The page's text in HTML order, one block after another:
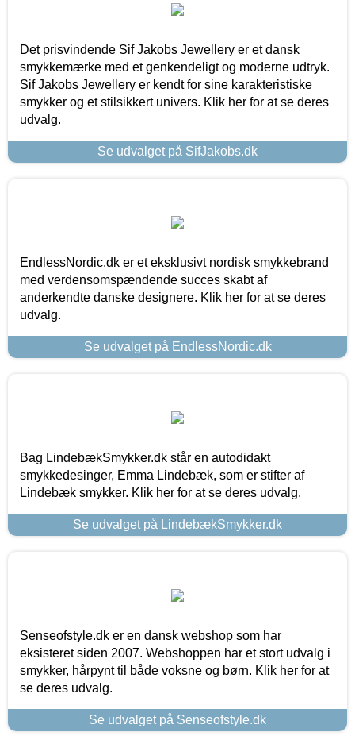
Det prisvindende Sif Jakobs Jewellery er et dansk
smykkemærke med et genkendeligt og moderne udtryk.
Sif Jakobs Jewellery er kendt for sine karakteristiske
smykker og et stilsikkert univers. Klik her for at se deres
udvalg.
Se udvalget på SifJakobs.dk
EndlessNordic.dk er et eksklusivt nordisk smykkebrand
med verdensomspændende succes skabt af
anderkendte danske designere. Klik her for at se deres
udvalg.
Se udvalget på EndlessNordic.dk
Bag LindebækSmykker.dk står en autodidakt
smykkedesinger, Emma Lindebæk, som er stifter af
Lindebæk smykker. Klik her for at se deres udvalg.
Se udvalget på LindebækSmykker.dk
Senseofstyle.dk er en dansk webshop som har
eksisteret siden 2007. Webshoppen har et stort udvalg i
smykker, hårpynt til både voksne og børn. Klik her for at
se deres udvalg.
Se udvalget på Senseofstyle.dk